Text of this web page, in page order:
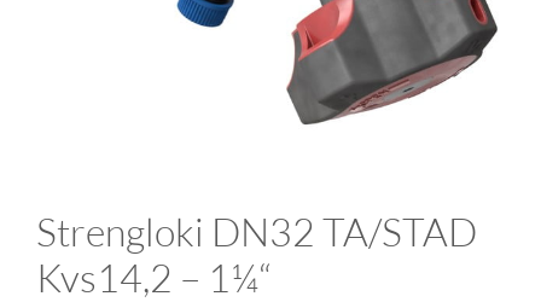
Strengloki DN32 TA/STAD
Kvs14,2 – 1¼“